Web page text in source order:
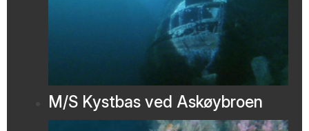
M/S Kystbas ved Askøybroen